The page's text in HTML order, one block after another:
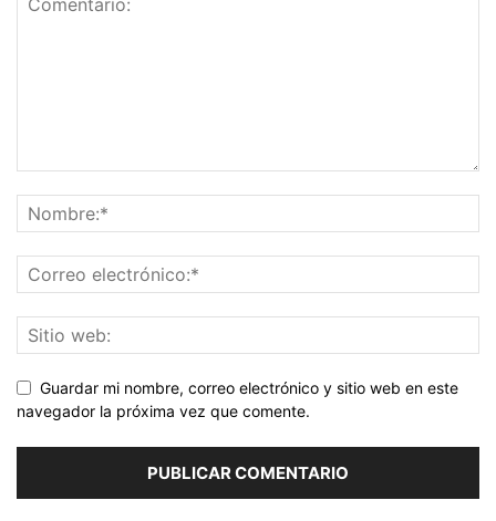
Guardar mi nombre, correo electrónico y sitio web en este
navegador la próxima vez que comente.